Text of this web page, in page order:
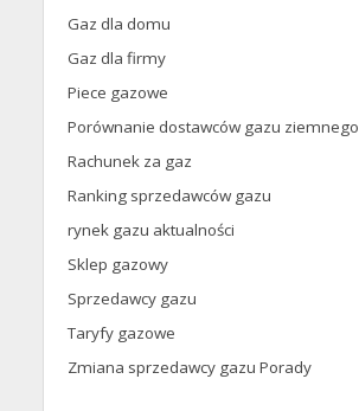
Gaz dla domu
Gaz dla firmy
Piece gazowe
Porównanie dostawców gazu ziemnego
Rachunek za gaz
Ranking sprzedawców gazu
rynek gazu aktualności
Sklep gazowy
Sprzedawcy gazu
Taryfy gazowe
Zmiana sprzedawcy gazu Porady